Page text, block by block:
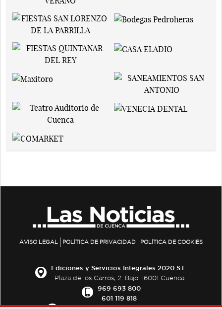
AVISO LEGAL POLÍTICA DE PRIVACIDAD POLÍTICA DE COOKIES
Ediciones y Servicios Integrales 2020 S.L.
Plaza de los Carros, 2. Bajo. 16001 Cuenca
969 693 800
601 119 818